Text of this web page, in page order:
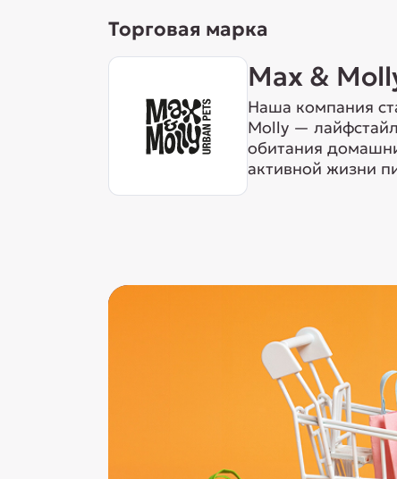
Торговая марка
Max &
Наша компания
Molly —
обитания
активной жизни